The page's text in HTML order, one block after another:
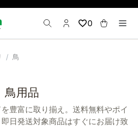
0
鳥
鳥用品
豊富に取り揃え。送料無料やポイ
日発送対象商品はすぐにお届け致